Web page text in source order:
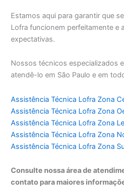
Estamos aqui para garantir que
Lofra funcionem perfeitamente e
expectativas.
Nossos técnicos especializados
atendê-lo em São Paulo e em
Assistência Técnica Lofra Zona
Assistência Técnica Lofra Zona
Assistência Técnica Lofra Zona
Assistência Técnica Lofra Zona
Assistência Técnica Lofra Zona
Consulte nossa área de
contato para maiores